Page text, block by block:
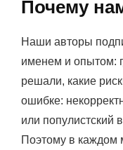
Почему
Наши авторы
именем и опытом:
решали, какие
ошибке:
или популистский
Поэтому в каждом